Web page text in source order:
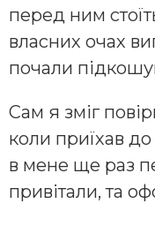
перед ним
власних очах
почали
Сам я зміг
коли приїхав
в мене ще раз
привітали, та